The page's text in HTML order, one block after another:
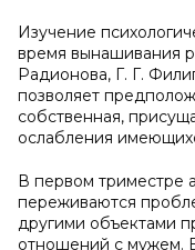
Изучение
время вынашивания
Радионова, Г. Г.
позволяет
собственная,
ослабления
В первом триместре
переживаются
другими объектами
отношений с мужем.